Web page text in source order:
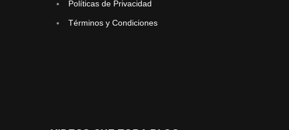
Políticas de Privacidad
Términos y Condiciones